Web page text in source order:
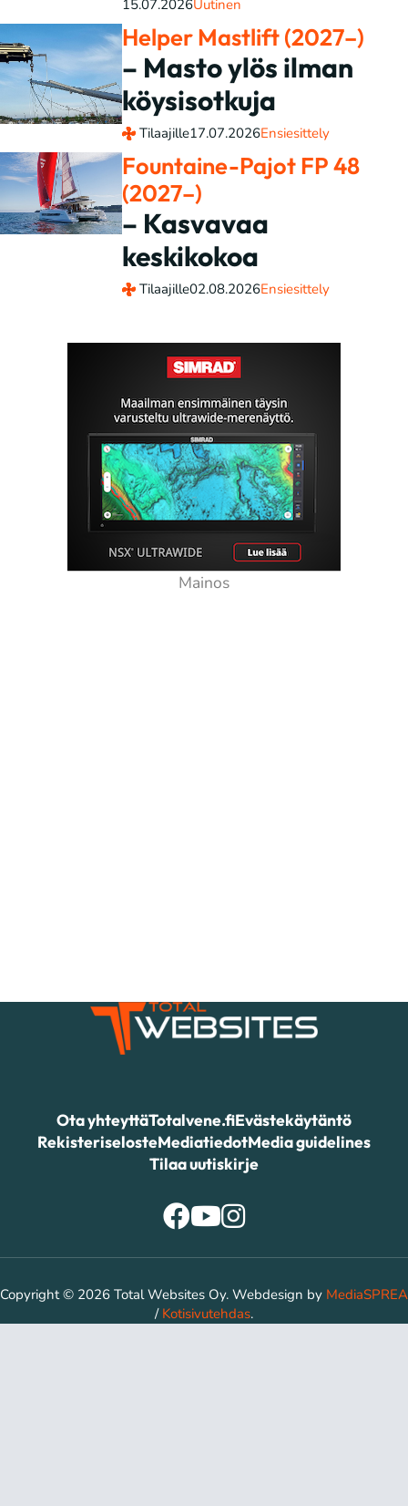
15.07.2026Uutinen
Helper Mastlift (2027–)
– Masto ylös ilman
köysisotkuja
Tilaajille17.07.2026Ensiesittely
Fountaine-Pajot FP 48
(2027–)
– Kasvavaa
keskikokoa
Tilaajille02.08.2026Ensiesittely
Ota yhteyttäTotalvene.fiEvästekäytäntö
RekisteriselosteMediatiedotMedia guidelines
Tilaa uutiskirje
Copyright © 2026 Total Websites Oy. Webdesign by MediaSPREA
/ Kotisivutehdas.